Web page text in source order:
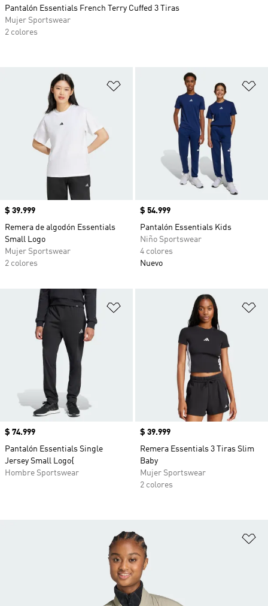
Añadir a la lista de deseos
Precio
$ 39.999
Remera de algodón Essentials
Small Logo
Mujer Sportswear
2 colores
Precio
$ 54.999
Pantalón Essentials Kids
Niño Sportswear
4 colores
Nuevo
Añadir a la lista de deseos
Precio
$ 74.999
Pantalón Essentials Single
Jersey Small Logo{
Hombre Sportswear
Precio
$ 39.999
Remera Essentials 3 Tiras Slim
Baby
Mujer Sportswear
2 colores
Pantalón Essentials French Terry Cuffed 3 Tiras
Mujer Sportswear
2 colores